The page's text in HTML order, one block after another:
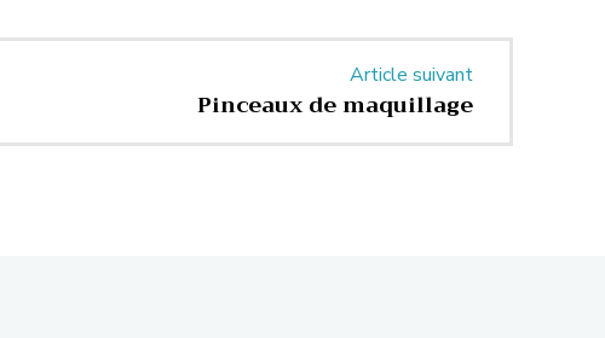
Article suivant
Pinceaux de maquillage